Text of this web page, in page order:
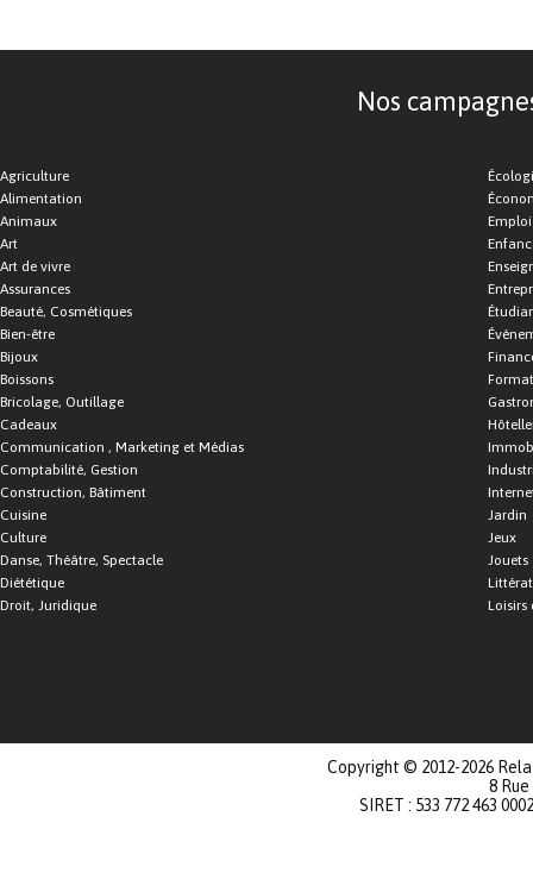
Nos
Agriculture
Alimentation
Animaux
Art
Art de vivre
Assurances
Beauté, Cosmétiques
Bien-être
Bijoux
Boissons
Bricolage, Outillage
Cadeaux
Communication , Marketing et Médias
Comptabilité, Gestion
Construction, Bâtiment
Cuisine
Culture
Danse, Théâtre, Spectacle
Diététique
Droit, Juridique
Emploi
Jardin
Jeux
Jouets
Loisirs
Copyright © 2012-2026
8
SIRET : 533 772 463